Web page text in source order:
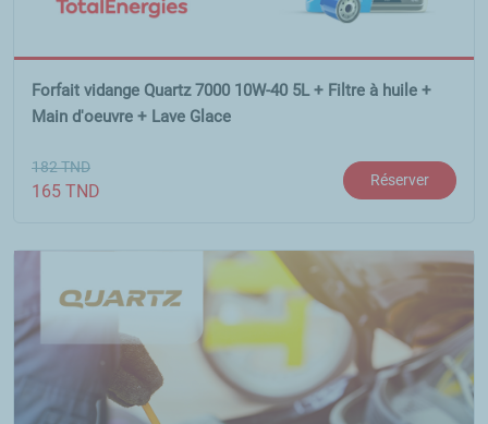
Forfait vidange Quartz 7000 10W-40 5L + Filtre à huile +
Main d'oeuvre + Lave Glace
182TND
165 TND
Réserver